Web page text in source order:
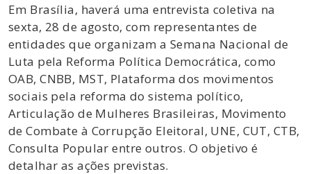
Em Brasília, haverá uma entrevista coletiva na
sexta, 28 de agosto, com representantes de
entidades que organizam a Semana Nacional de
Luta pela Reforma Política Democrática, como
OAB, CNBB, MST, Plataforma dos movimentos
sociais pela reforma do sistema político,
Articulação de Mulheres Brasileiras, Movimento
de Combate à Corrupção Eleitoral, UNE, CUT, CTB,
Consulta Popular entre outros. O objetivo é
detalhar as ações previstas.